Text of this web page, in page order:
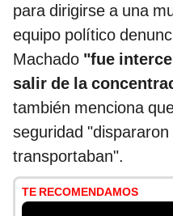
para dirigirse a una
equipo político
Machado "fue
salir de la
también menciona
seguridad
transportaban".
TE RECOMENDAMOS